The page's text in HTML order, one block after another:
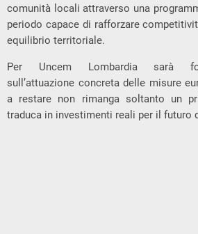
comunità locali attraverso una
periodo capace di rafforzare
equilibrio territoriale.
Per Uncem Lombardia sarà
sull’attuazione concreta delle misure
a restare non rimanga soltanto un
traduca in investimenti reali per il futuro